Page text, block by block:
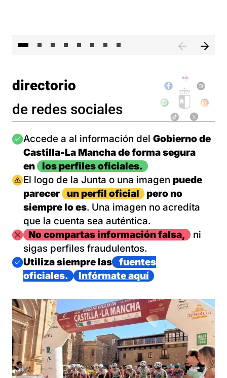
directorio
de redes sociales
Imagen
Accede a al información del Gobierno de
Castilla-La Mancha de forma segura
en
los perfiles oficiales.
Imagen
El logo de la Junta o una imagen puede
parecer
un perfil oficial
pero no
siempre lo es. Una imagen no acredita
que la cuenta sea auténtica.
ImagenNo compartas información falsa,
ni
sigas perfiles fraudulentos.
Imagen
Utiliza siempre las
fuentes
oficiales.
Infórmate aquí